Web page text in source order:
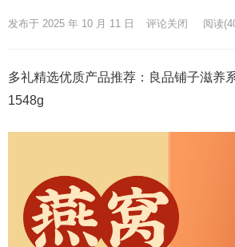
发布于 2025 年 10 月 11 日 评论关闭 阅读
多礼精选优质产品推荐：良品铺子滋养
1548g